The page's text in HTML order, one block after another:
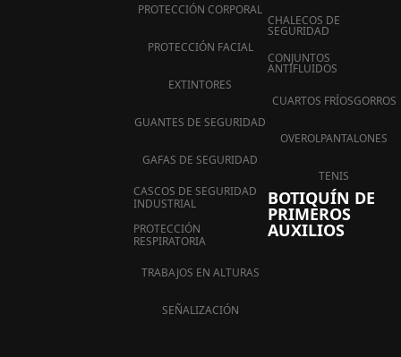
PROTECCIÓN CORPORAL
PROTECCIÓN FACIAL
EXTINTORES
GUANTES DE SEGURIDAD
GAFAS DE SEGURIDAD
CASCOS DE SEGURIDAD
INDUSTRIAL
PROTECCIÓN
RESPIRATORIA
TRABAJOS EN ALTURAS
SEÑALIZACIÓN
CHALECOS DE
SEGURIDAD
CONJUNTOS
ANTIFLUIDOS
CUARTOS FRÍOSGORROS
OVEROLPANTALONES
TENIS
BOTIQUÍN DE
PRIMEROS
AUXILIOS